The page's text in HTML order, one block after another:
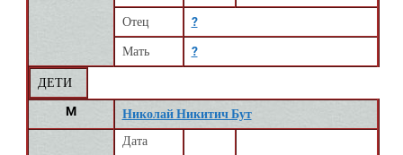
Отец ?
Мать ?
ДЕТИ
M
Николай Никитич Бут
Дата